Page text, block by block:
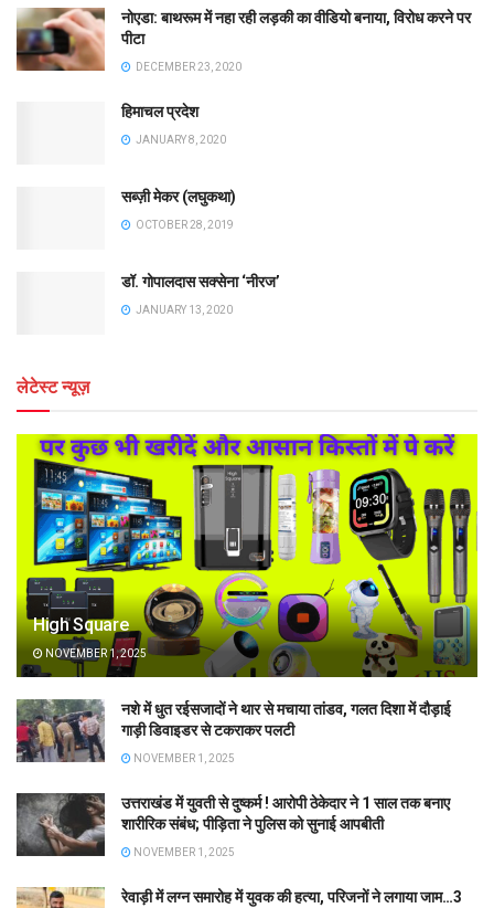
नोएडा: बाथरूम में नहा रही लड़की का वीडियो बनाया, विरोध करने पर
पीटा
DECEMBER 23, 2020
हिमाचल प्रदेश
JANUARY 8, 2020
सब्ज़ी मेकर (लघुकथा)
OCTOBER 28, 2019
डॉ. गोपालदास सक्सेना ‘नीरज’
JANUARY 13, 2020
लेटेस्ट न्यूज़
High Square
NOVEMBER 1, 2025
नशे में धुत रईसजादों ने थार से मचाया तांडव, गलत दिशा में दौड़ाई
गाड़ी डिवाइडर से टकराकर पलटी
NOVEMBER 1, 2025
उत्तराखंड में युवती से दुष्कर्म ! आरोपी ठेकेदार ने 1 साल तक बनाए
शारीरिक संबंध; पीड़िता ने पुलिस को सुनाई आपबीती
NOVEMBER 1, 2025
रेवाड़ी में लग्न समारोह में युवक की हत्या, परिजनों ने लगाया जाम…3